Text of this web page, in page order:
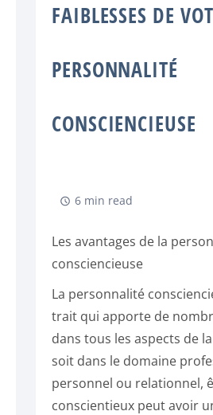
FAIBLESSES DE
PERSONNALITÉ
CONSCIENCIEUSE
6 min read
Les avantages de la
consciencieuse
La personnalité
trait qui apporte de
dans tous les aspects de
soit dans le domaine
personnel ou relationnel,
conscientieux peut avoir